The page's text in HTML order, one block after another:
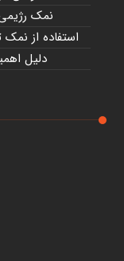
نمک
استفاده از
دلیل